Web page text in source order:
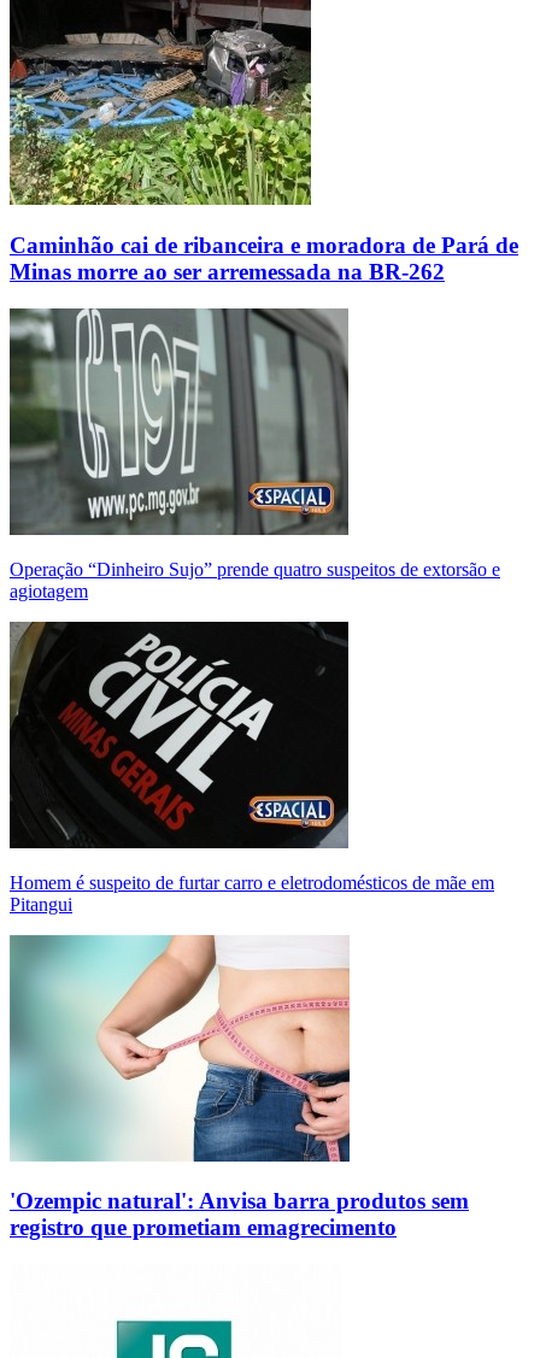
Caminhão cai de ribanceira e moradora de Pará de
Minas morre ao ser arremessada na BR-262
Operação “Dinheiro Sujo” prende quatro suspeitos de extorsão e
agiotagem
Homem é suspeito de furtar carro e eletrodomésticos de mãe em
Pitangui
'Ozempic natural': Anvisa barra produtos sem
registro que prometiam emagrecimento